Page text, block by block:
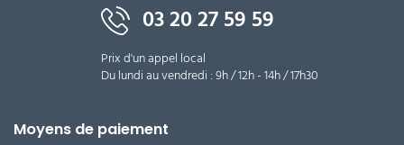
03 20 27 59 59
Prix d'un appel local
Du lundi au vendredi : 9h / 12h - 14h / 17h30
Moyens de paiement